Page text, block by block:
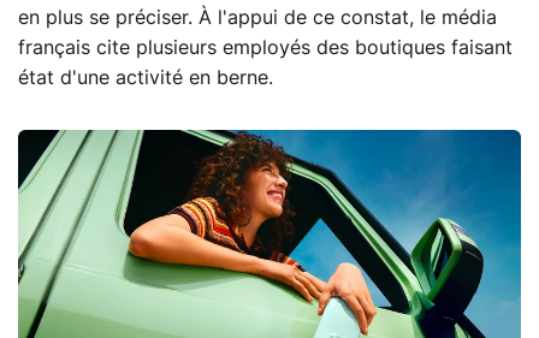
en plus se préciser. À l'appui de ce constat, le média
français cite plusieurs employés des boutiques faisant
état d'une activité en berne.